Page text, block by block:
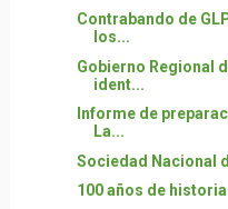
Contrabando de
los...
Gobierno Regional
ident...
Informe de
La...
Sociedad Nacional
100 años de